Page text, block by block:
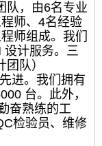
队，由6名专业
师、4名经验
师组成。我们
设计服务。三
队）
进。我们拥有
台。此外，
奋熟练的工
检验员、维修